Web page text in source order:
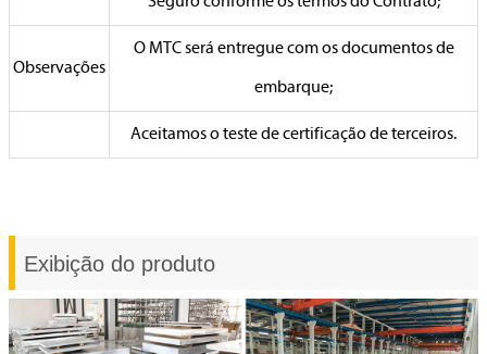
Observações
O MTC será entregue com os documentos de
embarque;
Aceitamos o teste de certificação de terceiros.
Exibição do produto